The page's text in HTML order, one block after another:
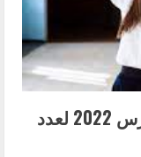
نتيجة امتحان الجزء الاول دور مارس 2022 لعدد